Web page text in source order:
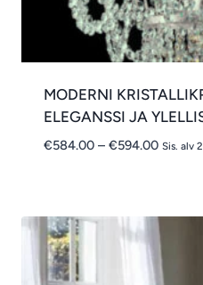
MODERNI
ELEGANSSI JA
€584.00 – €594.00 Sis. alv